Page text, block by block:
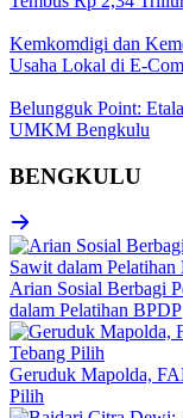
Kemkomdigi dan
Usaha Lokal di E-
Belungguk Point:
UMKM Bengkulu
BENGKULU
Arian Sosial Berbagi
dalam Pelatihan BPDP
Geruduk Mapolda,
Pilih